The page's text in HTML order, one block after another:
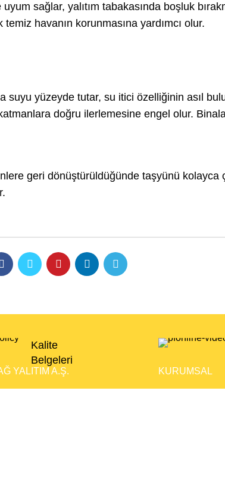
sağlar, yalıtım tabakasında boşluk
havanın korunmasına yardımcı olur.
suyu yüzeyde tutar, su itici özelliğinin asıl
doğru ilerlemesine engel olur.
geri dönüştürüldüğünde taşyünü kolayca
Kalite
Belgeleri
YALITIM A.Ş. KURUMSAL